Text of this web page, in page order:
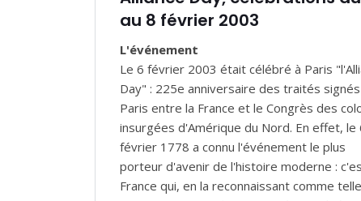
au 8 février 2003
L'événement
Le 6 février 2003 était célébré à Paris
Day" : 225e anniversaire des traités
Paris entre la France et le Congrès des
insurgées d'Amérique du Nord. En effet, le
février 1778 a connu l'événement le plus
porteur d'avenir de l'histoire moderne :
France qui, en la reconnaissant comme